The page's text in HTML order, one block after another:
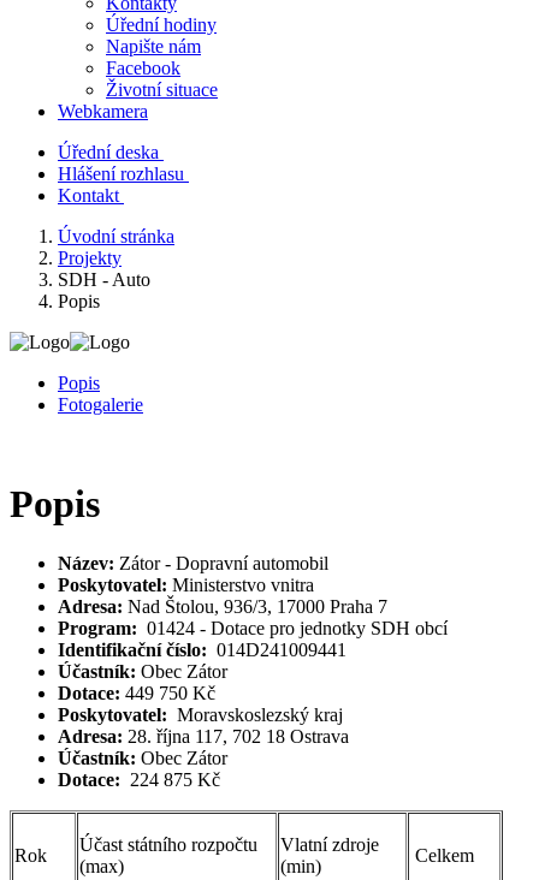
Úřední hodiny
Napište nám
Facebook
Životní situace
Webkamera
Úřední deska
Hlášení rozhlasu
Kontakt
Úvodní stránka
Projekty
SDH - Auto
Popis
Popis
Fotogalerie
Popis
Název: Zátor - Dopravní automobil
Poskytovatel: Ministerstvo vnitra
Adresa: Nad Štolou, 936/3, 17000 Praha 7
Program: 01424 - Dotace pro jednotky SDH obcí
Identifikační číslo: 014D241009441
Účastník: Obec Zátor
Dotace: 449 750 Kč
Poskytovatel: Moravskoslezský kraj
Adresa: 28. října 117, 702 18 Ostrava
Účastník: Obec Zátor
Dotace: 224 875 Kč
Rok
Účast státního rozpočtu
(max)
Vlatní zdroje
(min)
Celkem